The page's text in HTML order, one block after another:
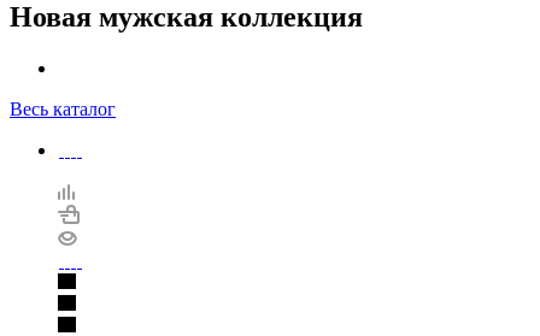
Новая мужская коллекция
Весь каталог